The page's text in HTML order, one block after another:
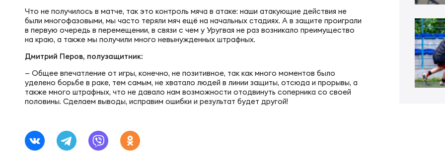
ЖЕНСКИЕ
Чемпионат России по регби-7
Студенческое регби
Всероссийская коллегия судей
Что не получилось в матче, так это контроль мяча в атаке: наши атакующие действия не
были многофазовыми, мы часто теряли мяч ещё на начальных стадиях. А в защите проиграли
в первую очередь в перемещении, в связи с чем у Уругвая не раз возникало преимущество
на краю, а также мы получили много невынужденных штрафных.
Дмитрий Перов, полузащитник:
— Общее впечатление от игры, конечно, не позитивное, так как много моментов было
уделено борьбе в раке, тем самым, не хватало людей в линии защиты, отсюда и прорывы, а
также много штрафных, что не давало нам возможности отодвинуть соперника со своей
половины. Сделаем выводы, исправим ошибки и результат будет другой!